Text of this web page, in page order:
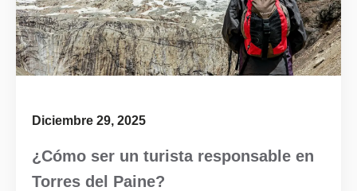
Diciembre 29, 2025
¿Cómo ser un turista responsable en
Torres del Paine?